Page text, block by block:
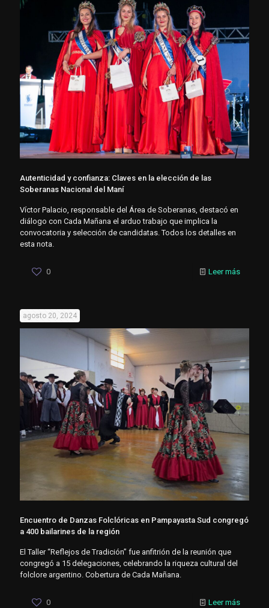
Autenticidad y confianza: Claves en la elección de las
Soberanas Nacional del Maní
Víctor Palacio, responsable del Área de Soberanas, destacó en
diálogo con Cada Mañana el arduo trabajo que implica la
convocatoria y selección de candidatas. Todos los detalles en
esta nota.
0 Leer más
agosto 20, 2024
Encuentro de Danzas Folclóricas en Pampayasta Sud congregó
a 400 bailarines de la región
El Taller “Reflejos de Tradición” fue anfitrión de la reunión que
congregó a 15 delegaciones, celebrando la riqueza cultural del
folclore argentino. Cobertura de Cada Mañana.
0 Leer más